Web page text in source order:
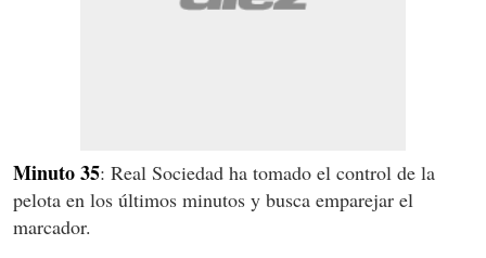
Minuto 35: Real Sociedad ha tomado el control de la
pelota en los últimos minutos y busca emparejar el
marcador.